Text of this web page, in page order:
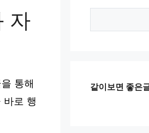
자
통해
바로 행
같이보면 좋은